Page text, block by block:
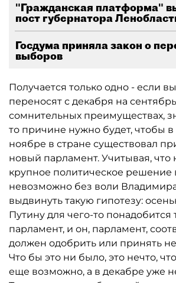
"Гражданская платформа"
пост губернатора
Госдума приняла закон о
выборов
Получается только одно - если
переносят с декабря на
сомнительных преимуществах,
то причине нужно будет, чтобы в
ноябре в стране существовал
новый парламент. Учитывая, что
крупное политическое решение
невозможно без воли
выдвинуть такую гипотезу:
Путину для чего-то понадобится
парламент, и он, парламент,
должен одобрить или принять
Что бы это ни было, это нечто,
еще возможно, а в декабре уже